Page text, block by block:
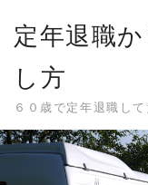
content
定年退職
し方
６０歳で定年退職し